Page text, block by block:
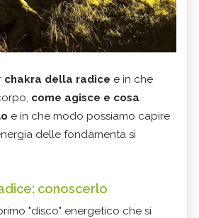
chakra della radice e in che
come agisce e cosa
e in che modo possiamo capire
delle fondamenta si
conoscerlo
"disco" energetico che si